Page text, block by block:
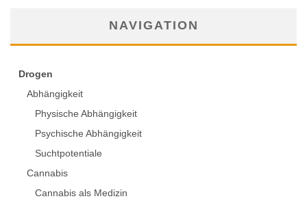
NAVIGATION
Drogen
Abhängigkeit
Physische Abhängigkeit
Psychische Abhängigkeit
Suchtpotentiale
Cannabis
Cannabis als Medizin